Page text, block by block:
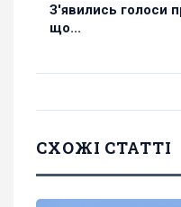
З'явились голоси
що...
СХОЖІ СТАТТІ